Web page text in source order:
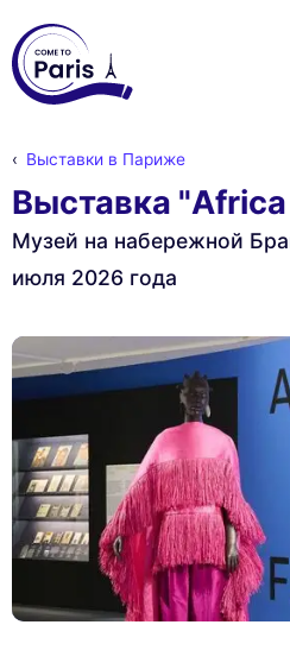
Выставки в Париже
Выставка
Музей на набережной
июля 2026 года